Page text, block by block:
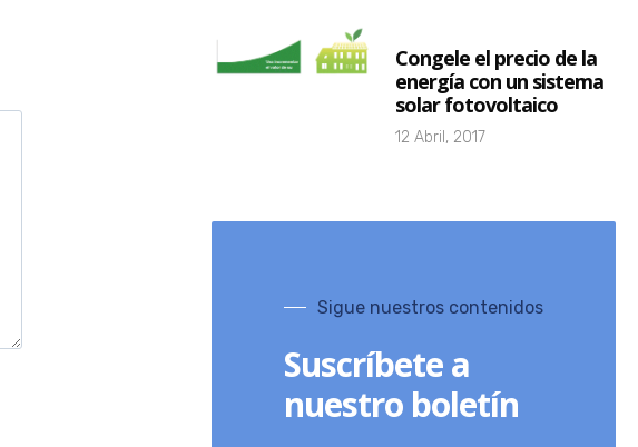
Congele el precio de la
energía con un sistema
solar fotovoltaico
12 Abril, 2017
Sigue nuestros contenidos
Suscríbete a
nuestro boletín